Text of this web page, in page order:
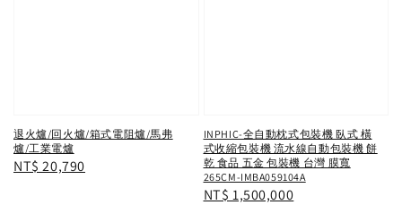
退火爐/回火爐/箱式電阻爐/馬弗
爐/工業電爐
Regular
NT$ 20,790
INPHIC-全自動枕式包裝機 臥式 橫
式收縮包裝機 流水線自動包裝機 餅
乾 食品 五金 包裝機 台灣 膜寬
265CM-IMBA059104A
Regular
NT$ 1,500,000